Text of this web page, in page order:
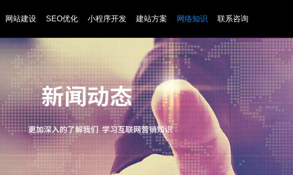
网站建设 SEO优化 小程序开发 建站方案 网络知识 联系咨询